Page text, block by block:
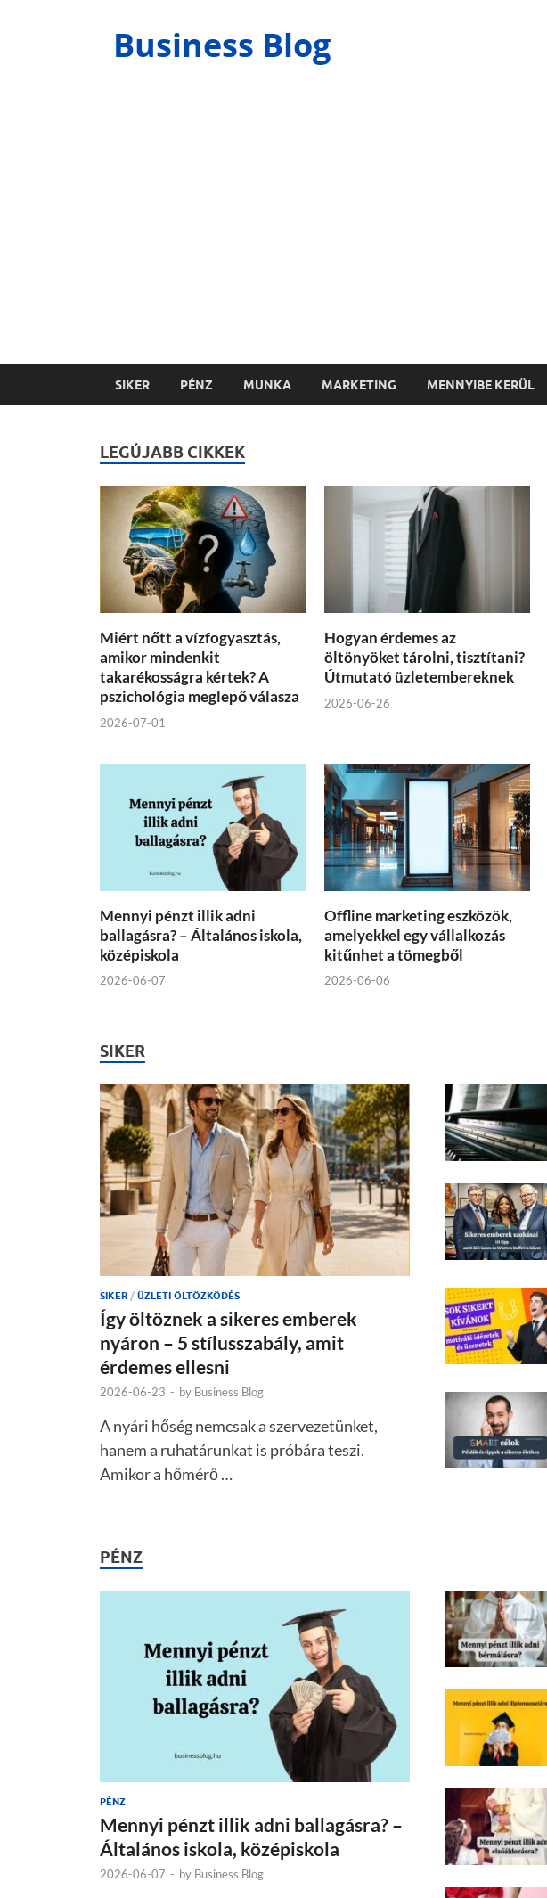
Business Blog
SIKER PÉNZ MUNKA MARKETING MENNYIBE KERÜL
LEGÚJABB CIKKEK
Miért nőtt a vízfogyasztás,
amikor mindenkit
takarékosságra kértek? A
pszichológia meglepő válasza
2026-07-01
Hogyan érdemes az
öltönyöket tárolni, tisztítani?
Útmutató üzletembereknek
2026-06-26
Mennyi pénzt illik adni
ballagásra? – Általános iskola,
középiskola
2026-06-07
Offline marketing eszközök,
amelyekkel egy vállalkozás
kitűnhet a tömegből
2026-06-06
SIKER
SIKER / ÜZLETI ÖLTÖZKÖDÉS
Így öltöznek a sikeres emberek
nyáron – 5 stílusszabály, amit
érdemes ellesni
2026-06-23 - by Business Blog
A nyári hőség nemcsak a szervezetünket,
hanem a ruhatárunkat is próbára teszi.
Amikor a hőmérő …
PÉNZ
PÉNZ
Mennyi pénzt illik adni ballagásra? –
Általános iskola, középiskola
2026-06-07 - by Business Blog